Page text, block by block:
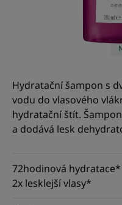
Hydratační šampon s
vodu do vlasového
hydratační štít.
a dodává lesk
72hodinová hydratace*
2x lesklejší vlasy*